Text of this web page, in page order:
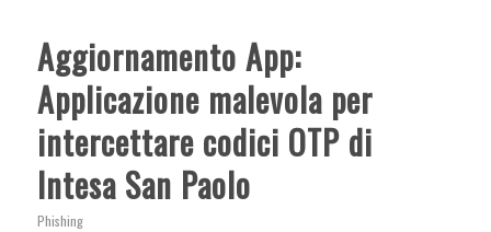
Aggiornamento App:
Applicazione malevola per
intercettare codici OTP di
Intesa San Paolo
Phishing